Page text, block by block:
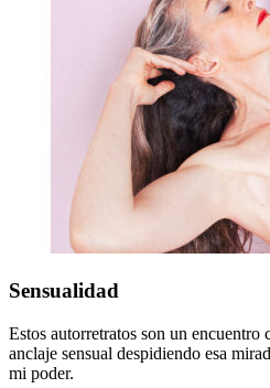
Sensualidad
Sensualidad
Estos autorretratos son un encuentro
anclaje sensual despidiendo esa
mi poder.